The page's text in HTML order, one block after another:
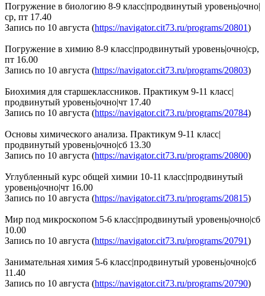
Погружение в биологию 8-9 класс|продвинутый уровень|очно|
ср, пт 17.40
Запись по 10 августа (https://navigator.cit73.ru/programs/20801)
Погружение в химию 8-9 класс|продвинутый уровень|очно|ср,
пт 16.00
Запись по 10 августа (https://navigator.cit73.ru/programs/20803)
Биохимия для старшеклассников. Практикум 9-11 класс|
продвинутый уровень|очно|чт 17.40
Запись по 10 августа (https://navigator.cit73.ru/programs/20784)
Основы химического анализа. Практикум 9-11 класс|
продвинутый уровень|очно|сб 13.30
Запись по 10 августа (https://navigator.cit73.ru/programs/20800)
Углубленный курс общей химии 10-11 класс|продвинутый
уровень|очно|чт 16.00
Запись по 10 августа (https://navigator.cit73.ru/programs/20815)
Мир под микроскопом 5-6 класс|продвинутый уровень|очно|сб
10.00
Запись по 10 августа (https://navigator.cit73.ru/programs/20791)
Занимательная химия 5-6 класс|продвинутый уровень|очно|сб
11.40
Запись по 10 августа (https://navigator.cit73.ru/programs/20790)